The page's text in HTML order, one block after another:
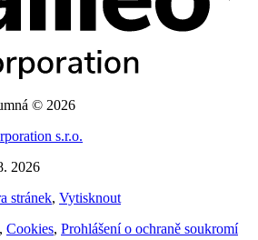
© 2026
s.r.o.
2026
stránek, Vytisknout
, Cookies, Prohlášení o ochraně soukromí